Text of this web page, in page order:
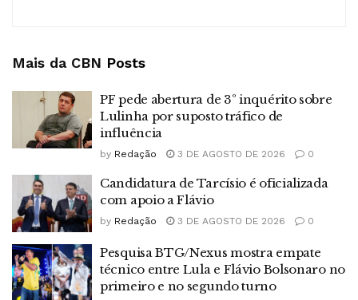
Mais da CBN Posts
PF pede abertura de 3º inquérito sobre
Lulinha por suposto tráfico de
influência
by Redação 3 DE AGOSTO DE 2026 0
Candidatura de Tarcísio é oficializada
com apoio a Flávio
by Redação 3 DE AGOSTO DE 2026 0
Pesquisa BTG/Nexus mostra empate
técnico entre Lula e Flávio Bolsonaro no
primeiro e no segundo turno